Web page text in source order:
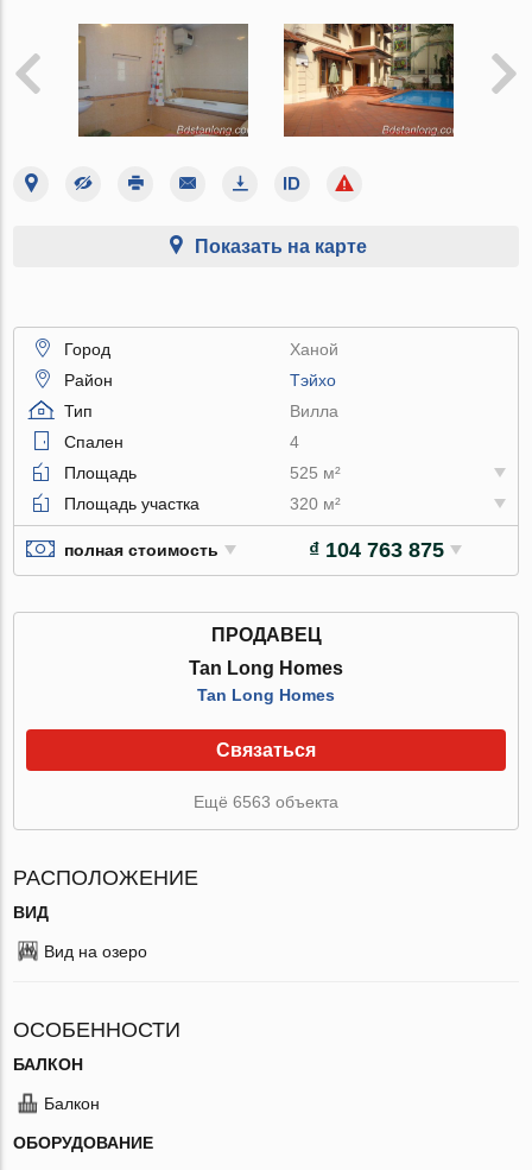
Показать на карте
Город
Ханой
Район
Тэйхо
Тип
Вилла
Спален
4
Площадь
525 м²
Площадь участка
320 м²
полная стоимость ₫ 104 763 875
ПРОДАВЕЦ
Tan Long Homes
Tan Long Homes
Связаться
Ещё 6563 объекта
РАСПОЛОЖЕНИЕ
ВИД
Вид на озеро
ОСОБЕННОСТИ
БАЛКОН
Балкон
ОБОРУДОВАНИЕ